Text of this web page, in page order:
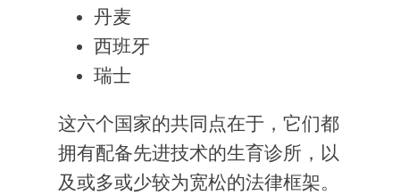
丹麦
西班牙
瑞士
这六个国家的共同点在于，它们都
拥有配备先进技术的生育诊所，以
及或多或少较为宽松的法律框架。